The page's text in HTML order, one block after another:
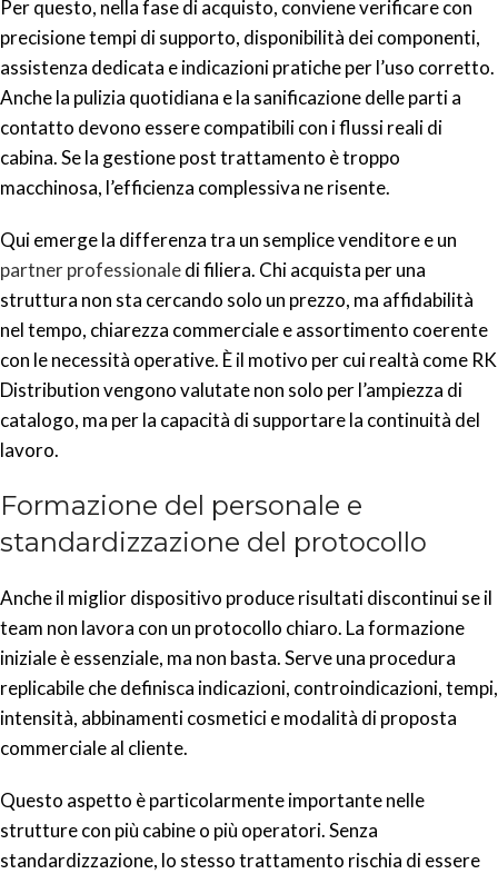
Per questo, nella fase di acquisto, conviene verificare con
precisione tempi di supporto, disponibilità dei componenti,
assistenza dedicata e indicazioni pratiche per l’uso corretto.
Anche la pulizia quotidiana e la sanificazione delle parti a
contatto devono essere compatibili con i flussi reali di
cabina. Se la gestione post trattamento è troppo
macchinosa, l’efficienza complessiva ne risente.
Qui emerge la differenza tra un semplice venditore e un
partner professionaledi filiera. Chi acquista per una
struttura non sta cercando solo un prezzo, ma affidabilità
nel tempo, chiarezza commerciale e assortimento coerente
con le necessità operative. È il motivo per cui realtà come RK
Distribution vengono valutate non solo per l’ampiezza di
catalogo, ma per la capacità di supportare la continuità del
lavoro.
Formazione del personale e
standardizzazione del protocollo
Anche il miglior dispositivo produce risultati discontinui se il
team non lavora con un protocollo chiaro. La formazione
iniziale è essenziale, ma non basta. Serve una procedura
replicabile che definisca indicazioni, controindicazioni, tempi,
intensità, abbinamenti cosmetici e modalità di proposta
commerciale al cliente.
Questo aspetto è particolarmente importante nelle
strutture con più cabine o più operatori. Senza
standardizzazione, lo stesso trattamento rischia di essere